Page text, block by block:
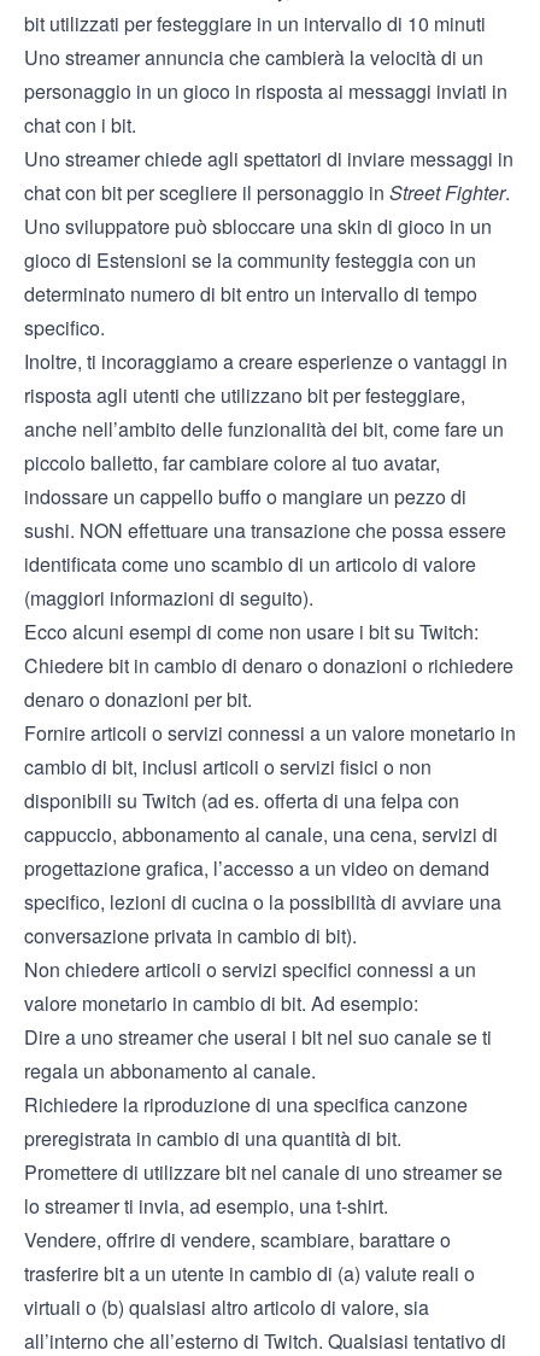
bit utilizzati per festeggiare in un intervallo di 10 minuti
Uno streamer annuncia che cambierà la velocità di un
personaggio in un gioco in risposta ai messaggi inviati in
chat con i bit.
Uno streamer chiede agli spettatori di inviare messaggi in
chat con bit per scegliere il personaggio in Street Fighter.
Uno sviluppatore può sbloccare una skin di gioco in un
gioco di Estensioni se la community festeggia con un
determinato numero di bit entro un intervallo di tempo
specifico.
Inoltre, ti incoraggiamo a creare esperienze o vantaggi in
risposta agli utenti che utilizzano bit per festeggiare,
anche nell’ambito delle funzionalità dei bit, come fare un
piccolo balletto, far cambiare colore al tuo avatar,
indossare un cappello buffo o mangiare un pezzo di
sushi. NON effettuare una transazione che possa essere
identificata come uno scambio di un articolo di valore
(maggiori informazioni di seguito).
Ecco alcuni esempi di come non usare i bit su Twitch:
Chiedere bit in cambio di denaro o donazioni o richiedere
denaro o donazioni per bit.
Fornire articoli o servizi connessi a un valore monetario in
cambio di bit, inclusi articoli o servizi fisici o non
disponibili su Twitch (ad es. offerta di una felpa con
cappuccio, abbonamento al canale, una cena, servizi di
progettazione grafica, l’accesso a un video on demand
specifico, lezioni di cucina o la possibilità di avviare una
conversazione privata in cambio di bit).
Non chiedere articoli o servizi specifici connessi a un
valore monetario in cambio di bit. Ad esempio:
Dire a uno streamer che userai i bit nel suo canale se ti
regala un abbonamento al canale.
Richiedere la riproduzione di una specifica canzone
preregistrata in cambio di una quantità di bit.
Promettere di utilizzare bit nel canale di uno streamer se
lo streamer ti invia, ad esempio, una t-shirt.
Vendere, offrire di vendere, scambiare, barattare o
trasferire bit a un utente in cambio di (a) valute reali o
virtuali o (b) qualsiasi altro articolo di valore, sia
all’interno che all’esterno di Twitch. Qualsiasi tentativo di